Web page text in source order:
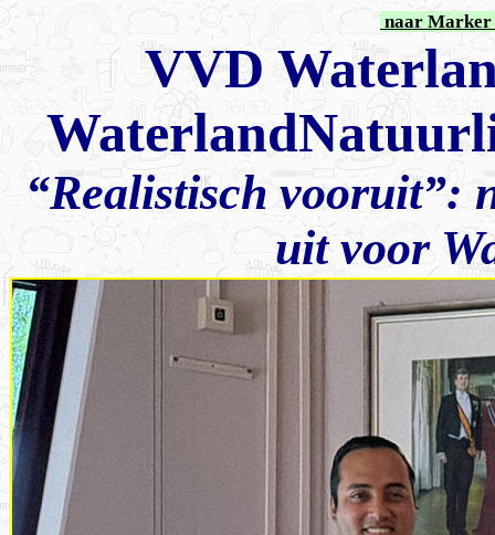
naar Marker
VVD
“Realistisch vooruit”:
uit voor